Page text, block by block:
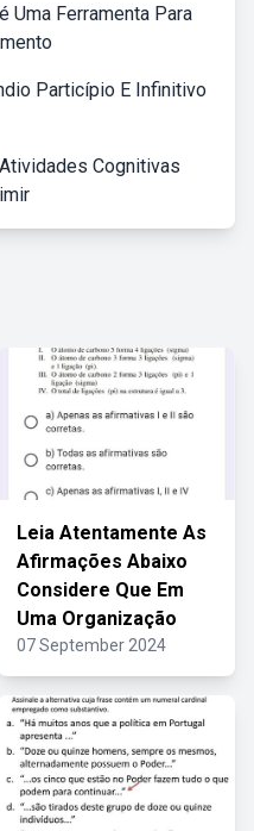
Uma Ferramenta Para
Particípio E Infinitivo
Cognitivas
Leia Atentamente As
Afirmações Abaixo
Considere Que Em
Uma Organização
07 September 2024